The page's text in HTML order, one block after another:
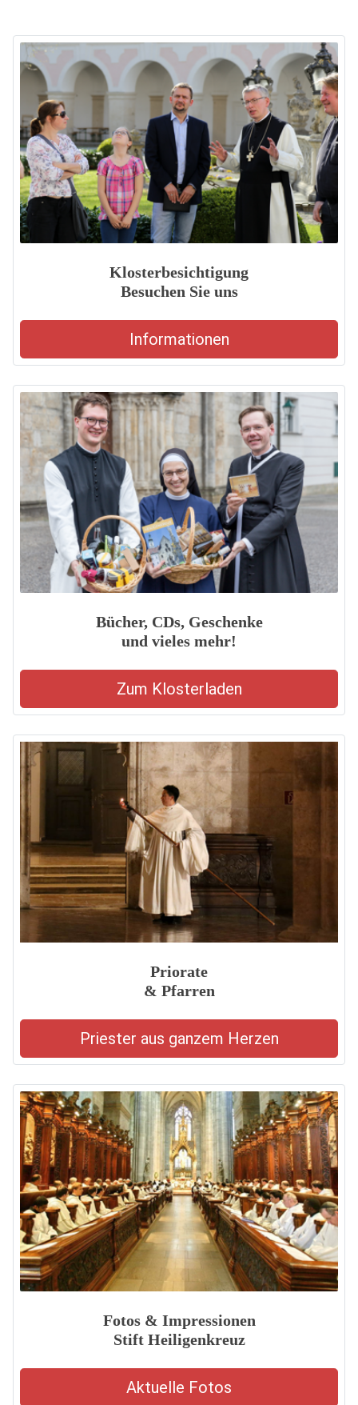
Klosterbesichtigung
Besuchen Sie uns
Informationen
Bücher, CDs, Geschenke
und vieles mehr!
Zum Klosterladen
Priorate
& Pfarren
Priester aus ganzem Herzen
Fotos & Impressionen
Stift Heiligenkreuz
Aktuelle Fotos